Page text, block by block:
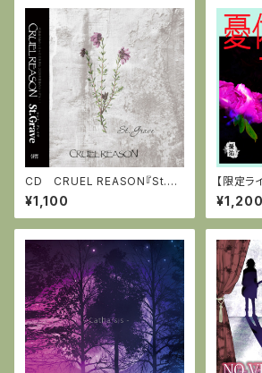
CD CRUEL REASON『St.Gr
ave』全５曲(特別に代表曲より
ボーナストラック3曲＋カラオケ
Ver)
¥1,100
【限定ラ
丹 c/
¥1,200